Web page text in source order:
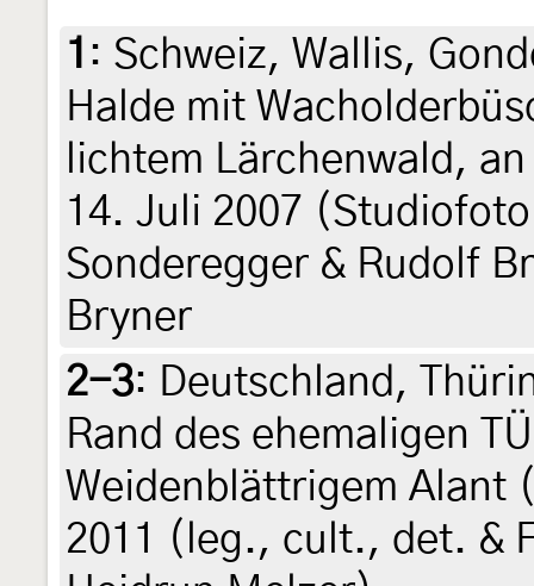
1 : Schweiz, Wallis,
Halde mit
lichtem Lärchenwald,
14. Juli 2007
Sonderegger & Rudolf
Bryner
2-3: Deutschland,
Rand des ehemaligen
Weidenblättrigem Alant
2011 (leg., cult., det. &